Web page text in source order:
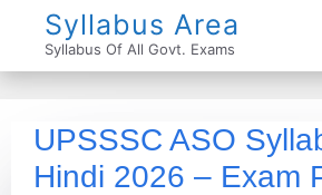
Syllabus Area
Syllabus Of All Govt. Exams
UPSSSC ASO
Hindi 2026 – Exam